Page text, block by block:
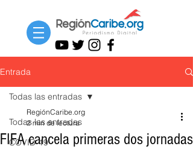
Entrada
Todas las entradas
COVID-19
Todas las entradas
FIFA cancela primeras dos jornadas
RegiónCaribe.org
2 min de lectura